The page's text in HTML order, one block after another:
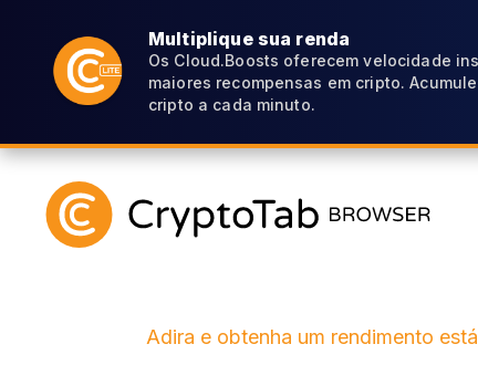
Multiplique sua renda
Os Cloud.Boosts oferecem velocidade
maiores recompensas em cripto.
cripto a cada minuto.
Adira e obtenha um rendimento